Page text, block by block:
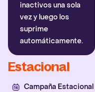
inactivos una sola
vez y luego los
suprime
automáticamente.
Estacional
Campaña Estacional